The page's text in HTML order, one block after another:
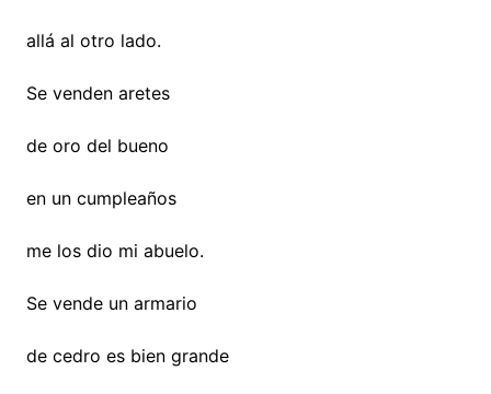
allá al otro lado.
Se venden aretes
de oro del bueno
en un cumpleaños
me los dio mi abuelo.
Se vende un armario
de cedro es bien grande